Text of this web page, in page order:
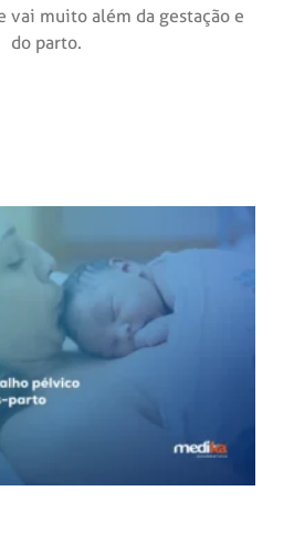
vai muito além da gestação e
do parto.